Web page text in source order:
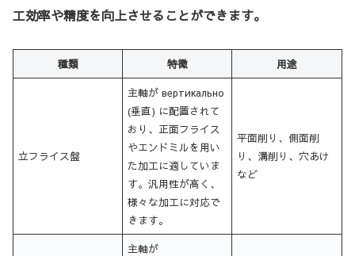
工効率や精度を向上させることができます。
種類 特徴 用途
立フライス盤
主軸が вертикально
(垂直) に配置されて
おり、正面フライス
やエンドミルを用い
た加工に適していま
す。汎用性が高く、
様々な加工に対応で
きます。
平面削り、側面削
り、溝削り、穴あけ
など
主軸が